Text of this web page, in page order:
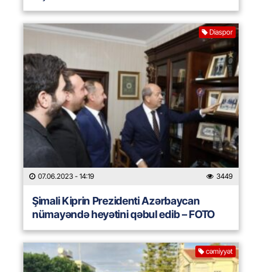
Diaspor
07.06.2023 - 14:19 3449
Şimali Kiprin Prezidenti Azərbaycan
nümayəndə heyətini qəbul edib – FOTO
cəmiyyət